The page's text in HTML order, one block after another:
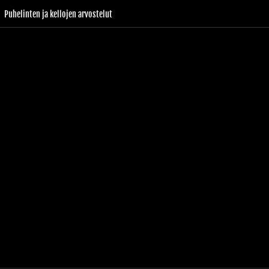
Puhelinten ja kellojen arvostelut